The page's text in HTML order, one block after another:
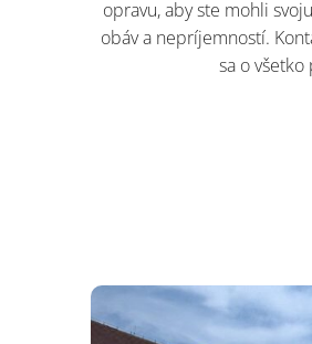
opravu, aby ste mohli
obáv a nepríjemností.
sa o všetko